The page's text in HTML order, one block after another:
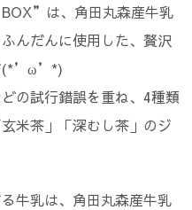
は、角田丸森産牛乳
んだんに使用した、贅沢
(*’ω’*)
の試行錯誤を重ね、4種類
米茶」「深むし茶」のジ
牛乳は、角田丸森産牛乳